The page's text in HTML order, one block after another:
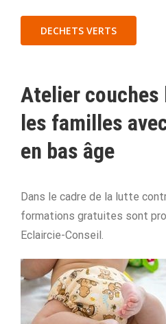
DECHETS VERTS
Atelier couches
les familles
en bas âge
Dans le cadre de la lutte
formations gratuites sont
Eclaircie-Conseil.